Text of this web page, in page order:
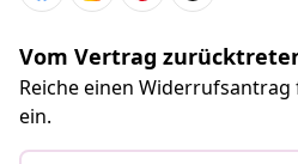
Vom Vertrag
Reiche einen
ein.